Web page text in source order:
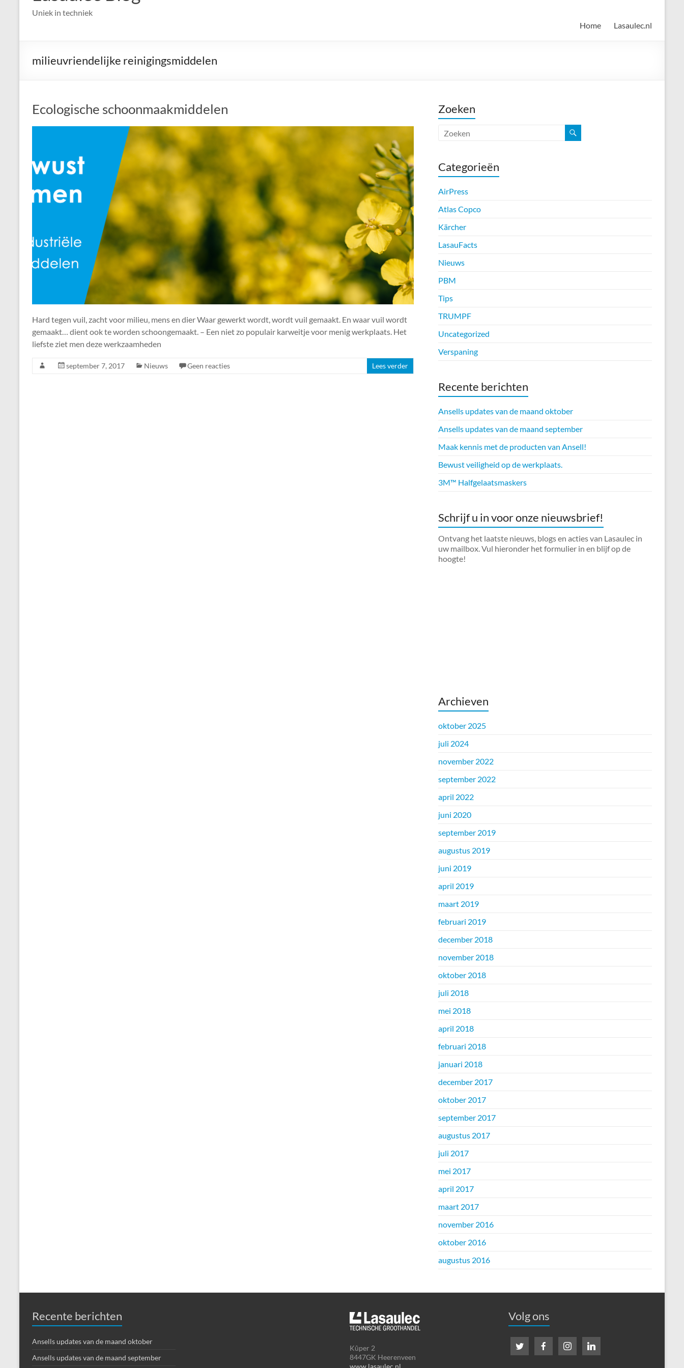
Uniek in techniek
Home
Lasaulec.nl
milieuvriendelijke reinigingsmiddelen
Ecologische schoonmaakmiddelen
Hard tegen vuil, zacht voor milieu, mens en dier Waar gewerkt wordt, wordt vuil gemaakt. En waar vuil wordt
gemaakt… dient ook te worden schoongemaakt. – Een niet zo populair karweitje voor menig werkplaats. Het
liefste ziet men deze werkzaamheden
september 7, 2017 Nieuws Geen reacties Lees verder
Zoeken
Categorieën
AirPress
Atlas Copco
Kärcher
LasauFacts
Nieuws
PBM
Tips
TRUMPF
Uncategorized
Verspaning
Recente berichten
Ansells updates van de maand oktober
Ansells updates van de maand september
Maak kennis met de producten van Ansell!
Bewust veiligheid op de werkplaats.
3M™ Halfgelaatsmaskers
Schrijf u in voor onze nieuwsbrief!
Ontvang het laatste nieuws, blogs en acties van Lasaulec in
uw mailbox. Vul hieronder het formulier in en blijf op de
hoogte!
Archieven
oktober 2025
juli 2024
november 2022
september 2022
april 2022
juni 2020
september 2019
augustus 2019
juni 2019
april 2019
maart 2019
februari 2019
december 2018
november 2018
oktober 2018
juli 2018
mei 2018
april 2018
februari 2018
januari 2018
december 2017
oktober 2017
september 2017
augustus 2017
juli 2017
mei 2017
april 2017
maart 2017
november 2016
oktober 2016
augustus 2016
Recente berichten
Ansells updates van de maand oktober
Ansells updates van de maand september
Kûper 2
8447GK Heerenveen
Volg ons